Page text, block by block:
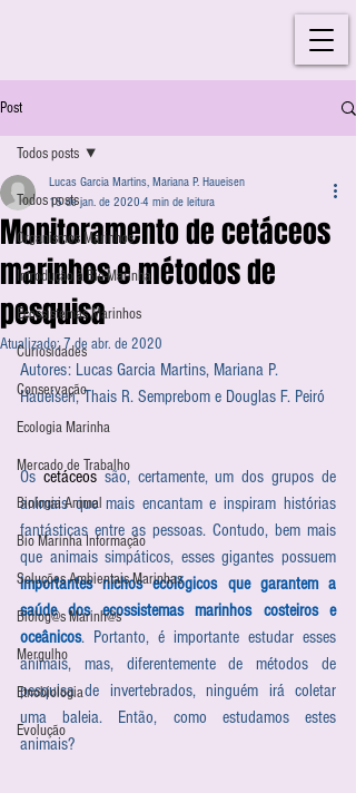
Post
Todos posts
Organismos Marinhos
Introdução à Bio-Marinha
Ecossistemas Marinhos
Curiosidades
Conservação
Ecologia Marinha
Mercado de Trabalho
Biologia Animal
Bio Marinha Informação
Soluções Ambientais Marinhas
Biólog@s Marinh@s
Mergulho
Etnobiologia
Evolução
Todos posts
Monitoramento de cetáceos
marinhos e métodos de
pesquisa
Lucas Garcia Martins, Mariana P. Haueisen
15 de jan. de 2020 4 min de leitura
Atualizado:7 de abr. de 2020
Autores: Lucas Garcia Martins, Mariana P.
Haueisen, Thais R. Semprebom e Douglas F. Peiró
Os cetáceos são, certamente, um dos grupos de
animais que mais encantam e inspiram histórias
fantásticas entre as pessoas. Contudo, bem mais
que animais simpáticos, esses gigantes possuem
importantes nichos ecológicos que garantem a
saúde dos ecossistemas marinhos costeiros e
oceânicos. Portanto, é importante estudar esses
animais, mas, diferentemente de métodos de
pesquisa de invertebrados, ninguém irá coletar
uma baleia. Então, como estudamos estes
animais?